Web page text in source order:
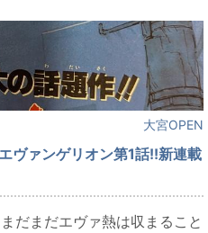
大宮OPEN
ヴァンゲリオン第1話!!新連載
だまだエヴァ熱は収まること